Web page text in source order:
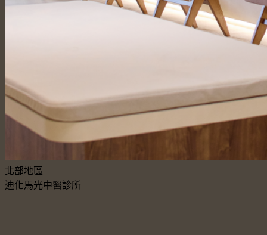
北部地區
迪化馬光中醫診所